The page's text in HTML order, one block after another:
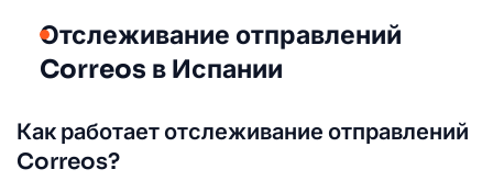
Отслеживание отправлений
Correos в Испании
Как работает отслеживание отправлений
Correos?